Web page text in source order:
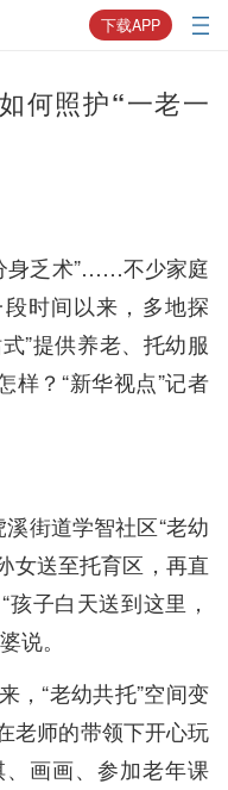
下载APP
何照护“一老一
身乏术”……不少家庭
时间以来，多地探
”提供养老、托幼服
样？“新华视点”记者
街道学智社区“老幼
女送至托育区，再直
子白天送到这里，
说。
，“老幼共托”空间变
老师的带领下开心玩
画画、参加老年课